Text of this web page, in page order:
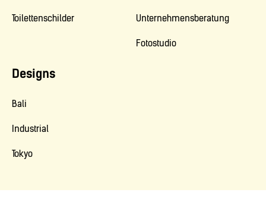
Designs
Toilettenschilder
Bali
Industrial
Tokyo
Unternehmensberatung
Fotostudio